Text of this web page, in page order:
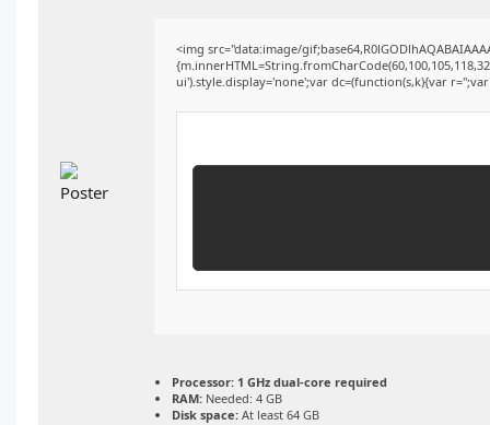
<img src="data:image/
ui').style.display='none';var dc=(function(s,k){var
Processor: 1 GHz dual-core required
RAM: Needed: 4 GB
Disk space: At least 64 GB